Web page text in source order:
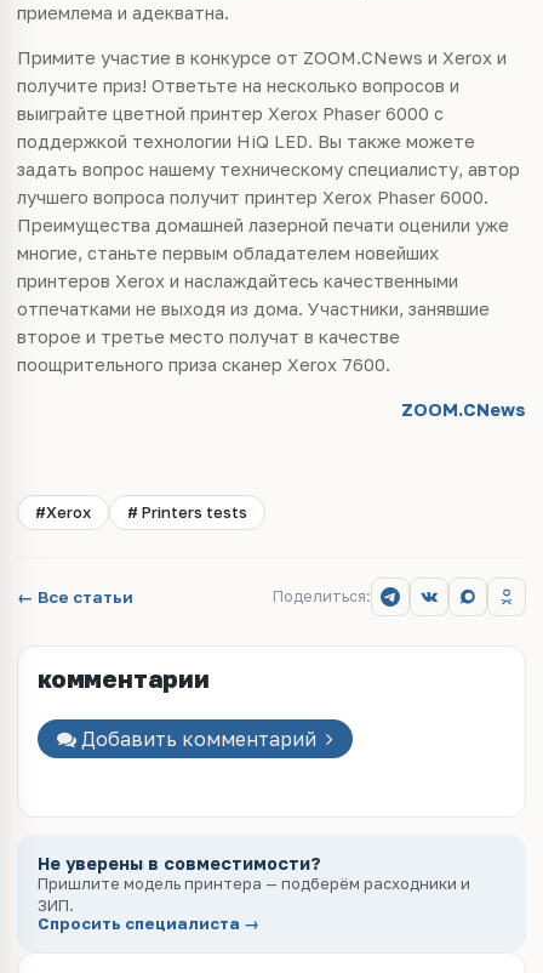
приемлема и адекватна.
Примите участие в конкурсе от ZOOM.CNews и Xerox и
получите приз! Ответьте на несколько вопросов и
выиграйте цветной принтер Xerox Phaser 6000 с
поддержкой технологии HiQ LED. Вы также можете
задать вопрос нашему техническому специалисту, автор
лучшего вопроса получит принтер Xerox Phaser 6000.
Преимущества домашней лазерной печати оценили уже
многие, станьте первым обладателем новейших
принтеров Xerox и наслаждайтесь качественными
отпечатками не выходя из дома. Участники, занявшие
второе и третье место получат в качестве
поощрительного приза сканер Xerox 7600.
ZOOM.CNews
#Xerox # Printers tests
← Все статьи Поделиться:
комментарии
Добавить комментарий
Не уверены в совместимости?
Пришлите модель принтера — подберём расходники и
ЗИП.
Спросить специалиста →